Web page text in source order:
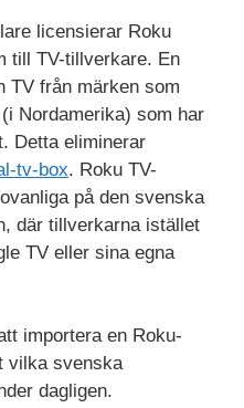
licensierar Roku
till TV-tillverkare. En
TV från märken som
Nordamerika) som har
Detta eliminerar
tv-box. Roku TV-
på den svenska
där tillverkarna istället
TV eller sina egna
importera en Roku-
vilka svenska
dagligen.